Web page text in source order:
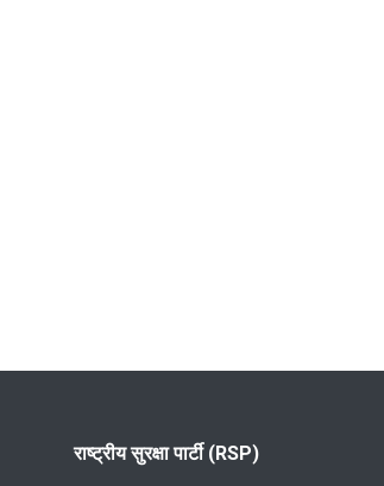
राष्ट्रीय सुरक्षा पार्टी (RSP)